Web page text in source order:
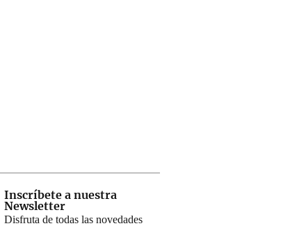
Inscríbete a nuestra
Newsletter
Disfruta de todas las novedades